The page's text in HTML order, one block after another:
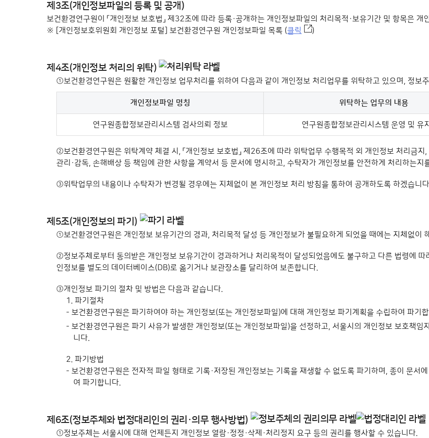
제3조(개인정보파일의 등록 및 공개)
보건환경연구원이 「개인정보 보호법」 제32조에 따라 등록·공개하는 개인정보파일의 처리목적·보유기간 및 항목은
※ [개인정보호위원회 개인정보 포털] 보건환경연구원 개인정보파일 목록 (클릭 )
제4조(개인정보 처리의 위탁)
①보건환경연구원은 원활한 개인정보 업무처리를 위하여 다음과 같이 개인정보 처리업무를 위탁하고 있으며, 정보
개인정보 처리업무 위탁 - 개인정보파일(처리시스템)명, 위탁하는 업무의 내용, 위탁받는 자(수탁자), 위탁기간으로
개인정보파일 명칭 위탁하는 업무의 내용
연구원종합정보관리시스템 검사의뢰 정보 연구원종합정보관리시스템 운영 및 유
②보건환경연구원은 위탁계약 체결 시, 「개인정보 보호법」 제26조에 따라 위탁업무 수행목적 외 개인정보 처리금
관리·감독, 손해배상 등 책임에 관한 사항을 계약서 등 문서에 명시하고, 수탁자가 개인정보를 안전하게 처리하는지
③위탁업무의 내용이나 수탁자가 변경될 경우에는 지체없이 본 개인정보 처리 방침을 통하여 공개하도록 하겠습니
제5조(개인정보의 파기)
①보건환경연구원은 개인정보 보유기간의 경과, 처리목적 달성 등 개인정보가 불필요하게 되었을 때에는 지체없이
②정보주체로부터 동의받은 개인정보 보유기간이 경과하거나 처리목적이 달성되었음에도 불구하고 다른 법령에
인정보를 별도의 데이터베이스(DB)로 옮기거나 보관장소를 달리하여 보존합니다.
③개인정보 파기의 절차 및 방법은 다음과 같습니다.
1. 파기절차
- 보건환경연구원은 파기하여야 하는 개인정보(또는 개인정보파일)에 대해 개인정보 파기계획을 수립하여 파기
- 보건환경연구원은 파기 사유가 발생한 개인정보(또는 개인정보파일)을 선정하고, 서울시의 개인정보 보호책
니다.
2. 파기방법
- 보건환경연구원은 전자적 파일 형태로 기록·저장된 개인정보는 기록을 재생할 수 없도록 파기하며, 종이 문서
여 파기합니다.
제6조(정보주체와 법정대리인의 권리·의무 행사방법)
①정보주체는 서울시에 대해 언제든지 개인정보 열람·정정·삭제·처리정지 요구 등의 권리를 행사할 수 있습니다.